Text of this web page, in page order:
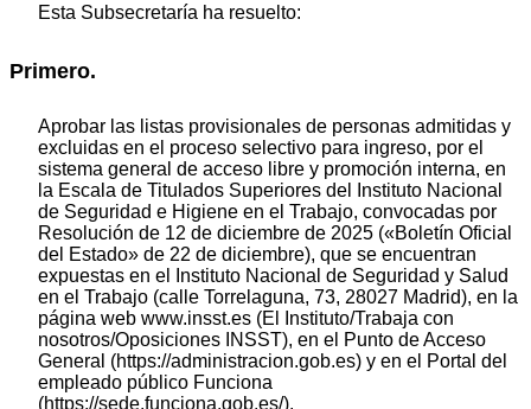
Esta Subsecretaría ha resuelto:
Primero.
Aprobar las listas provisionales de personas admitidas y
excluidas en el proceso selectivo para ingreso, por el
sistema general de acceso libre y promoción interna, en
la Escala de Titulados Superiores del Instituto Nacional
de Seguridad e Higiene en el Trabajo, convocadas por
Resolución de 12 de diciembre de 2025 («Boletín Oficial
del Estado» de 22 de diciembre), que se encuentran
expuestas en el Instituto Nacional de Seguridad y Salud
en el Trabajo (calle Torrelaguna, 73, 28027 Madrid), en la
página web www.insst.es (El Instituto/Trabaja con
nosotros/Oposiciones INSST), en el Punto de Acceso
General (https://administracion.gob.es) y en el Portal del
empleado público Funciona
(https://sede.funciona.gob.es/).